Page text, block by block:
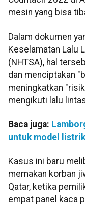
mesin yang bisa
Dalam dokumen
Keselamatan Lalu
(NHTSA), hal
dan menciptakan
meningkatkan
mengikuti lalu
Baca juga:
untuk model
Kasus ini baru
memakan korban
Qatar, ketika
empat panel kaca